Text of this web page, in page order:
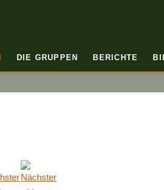
DIE GRUPPEN BERICHTE